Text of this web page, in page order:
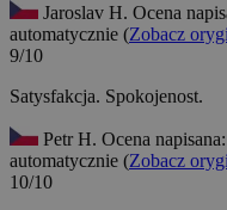
Jaroslav H. Ocena
automatycznie (Zobacz
9/10
Satysfakcja. Spokojenost.
Petr H. Ocena
automatycznie (Zobacz
10/10